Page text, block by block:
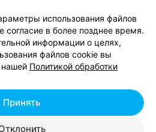
в Орше
использования файлов
согласие в более позднее время.
информации о целях,
файлов cookie вы
Политикой обработки
Принять